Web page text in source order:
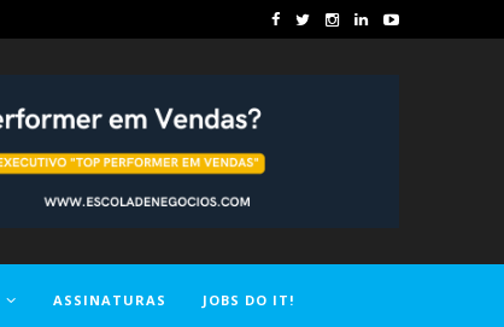
ASSINATURAS JOBS DO IT!